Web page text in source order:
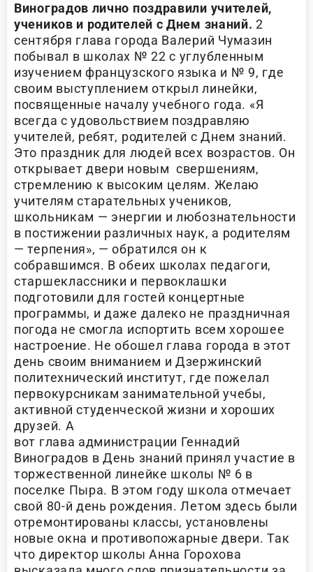
Виноградов лично поздравили учителей,
учеников и родителей с Днем знаний. 2
сентября глава города Валерий Чумазин
побывал в школах № 22 с углубленным
изучением французского языка и № 9, где
своим выступлением открыл линейки,
посвященные началу учебного года. «Я
всегда с удовольствием поздравляю
учителей, ребят, родителей с Днем знаний.
Это праздник для людей всех возрастов. Он
открывает двери новым свершениям,
стремлению к высоким целям. Желаю
учителям старательных учеников,
школьникам — энергии и любознательности
в постижении различных наук, а родителям
— терпения», — обратился он к
собравшимся. В обеих школах педагоги,
старшеклассники и первоклашки
подготовили для гостей концертные
программы, и даже далеко не праздничная
погода не смогла испортить всем хорошее
настроение. Не обошел глава города в этот
день своим вниманием и Дзержинский
политехнический институт, где пожелал
первокурсникам занимательной учебы,
активной студенческой жизни и хороших
друзей. А
вот глава администрации Геннадий
Виноградов в День знаний принял участие в
торжественной линейке школы № 6 в
поселке Пыра. В этом году школа отмечает
свой 80-й день рождения. Летом здесь были
отремонтированы классы, установлены
новые окна и противопожарные двери. Так
что директор школы Анна Горохова